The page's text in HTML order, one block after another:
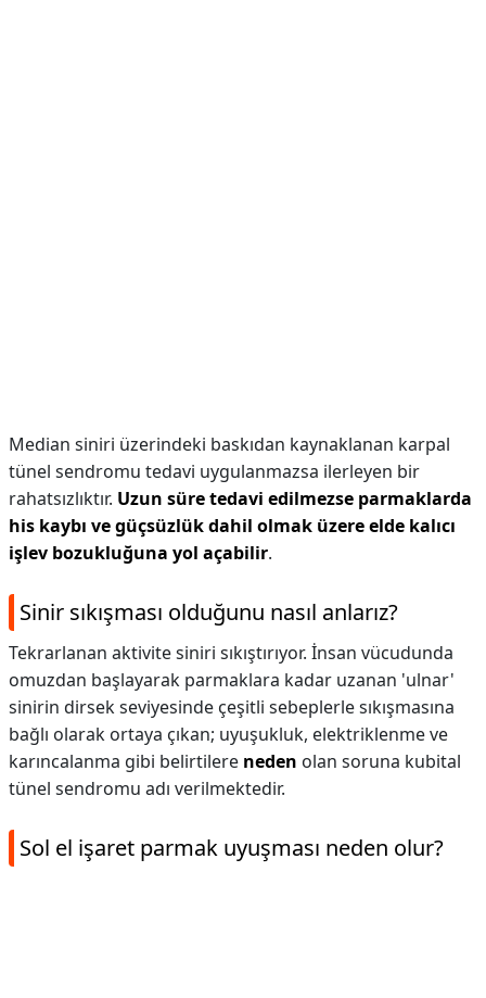
Median siniri üzerindeki baskıdan kaynaklanan karpal
tünel sendromu tedavi uygulanmazsa ilerleyen bir
rahatsızlıktır. Uzun süre tedavi edilmezse parmaklarda
his kaybı ve güçsüzlük dahil olmak üzere elde kalıcı
işlev bozukluğuna yol açabilir.
Sinir sıkışması olduğunu nasıl anlarız?
Tekrarlanan aktivite siniri sıkıştırıyor. İnsan vücudunda
omuzdan başlayarak parmaklara kadar uzanan 'ulnar'
sinirin dirsek seviyesinde çeşitli sebeplerle sıkışmasına
bağlı olarak ortaya çıkan; uyuşukluk, elektriklenme ve
karıncalanma gibi belirtilere neden olan soruna kubital
tünel sendromu adı verilmektedir.
Sol el işaret parmak uyuşması neden olur?